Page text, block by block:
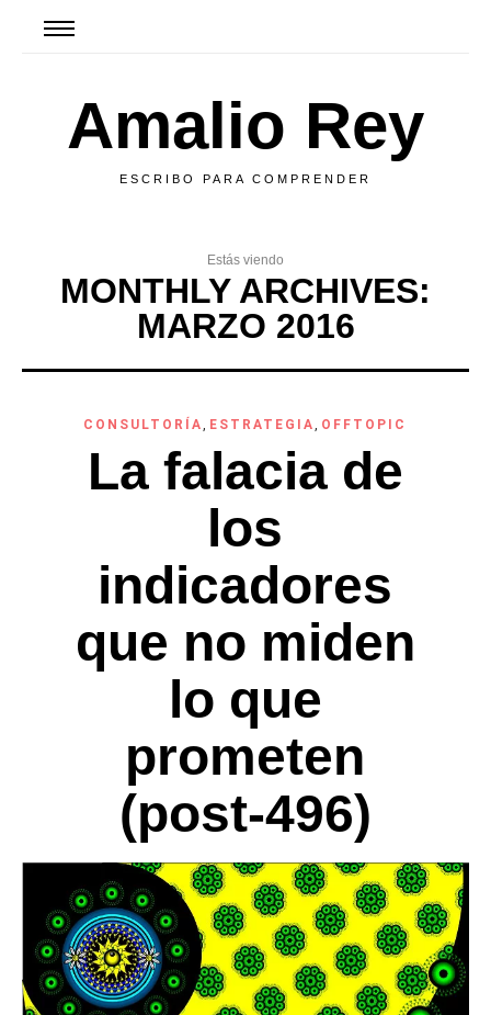
Amalio Rey
ESCRIBO PARA COMPRENDER
Estás viendo
MONTHLY ARCHIVES:
MARZO 2016
CONSULTORÍA, ESTRATEGIA, OFFTOPIC
La falacia de
los
indicadores
que no miden
lo que
prometen
(post-496)